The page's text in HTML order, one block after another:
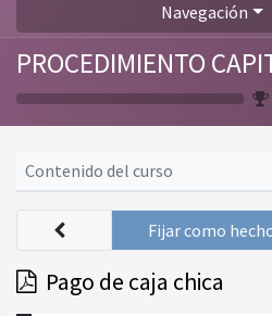
Navegación
PROCEDIMIENTO
Contenido del curso
Pago de caja chica
Fijar como